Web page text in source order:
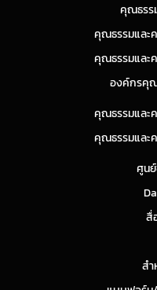
คุณธรร
คุณธรรมและค
คุณธรรมและค
องค์กรคุ
คุณธรรมและค
คุณธรรมและค
ศูน
สื่
ส